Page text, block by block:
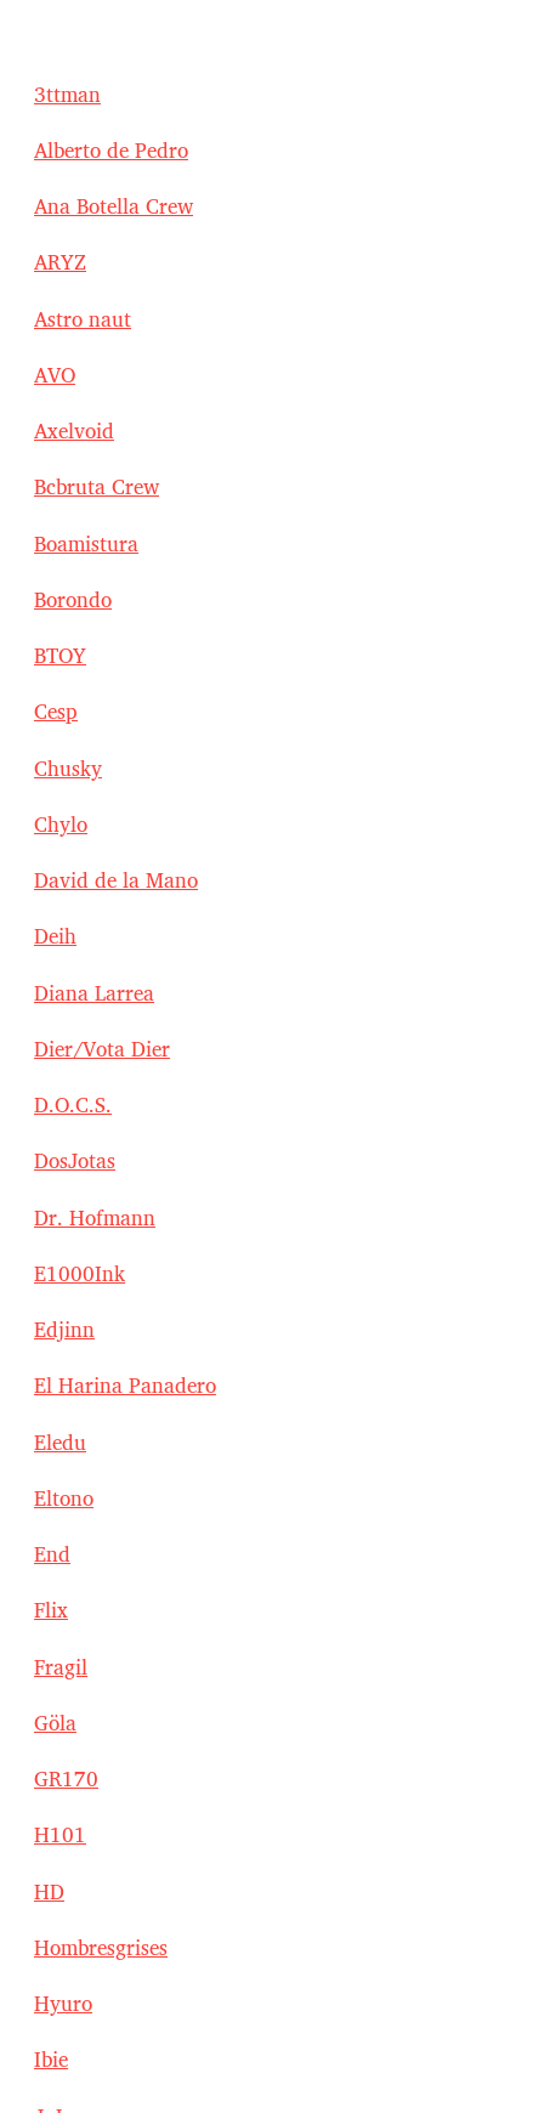
3ttman
Alberto de Pedro
Ana Botella Crew
ARYZ
Astro naut
AVO
Axelvoid
Bcbruta Crew
Boamistura
Borondo
BTOY
Cesp
Chusky
Chylo
David de la Mano
Deih
Diana Larrea
Dier/Vota Dier
D.O.C.S.
DosJotas
Dr. Hofmann
E1000Ink
Edjinn
El Harina Panadero
Eledu
Eltono
End
Flix
Fragil
Göla
GR170
H101
HD
Hombresgrises
Hyuro
Ibie